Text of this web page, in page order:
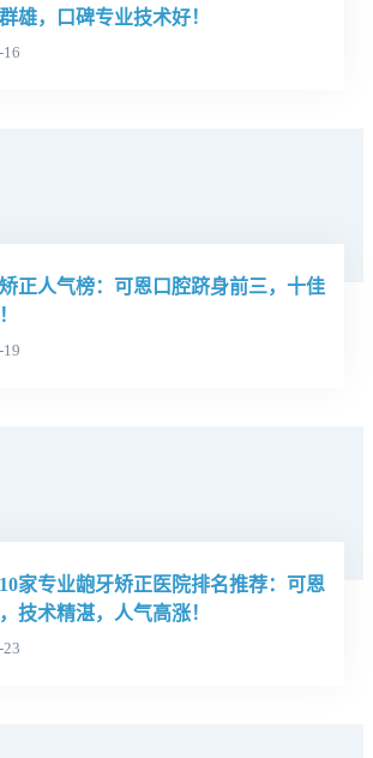
雄，口碑专业技术好！
矫正人气榜：可恩口腔跻身前三，十佳
家专业龅牙矫正医院排名推荐：可恩
技术精湛，人气高涨！